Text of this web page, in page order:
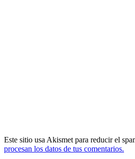
Este sitio usa Akismet para reducir el
procesan los datos de tus comentarios.